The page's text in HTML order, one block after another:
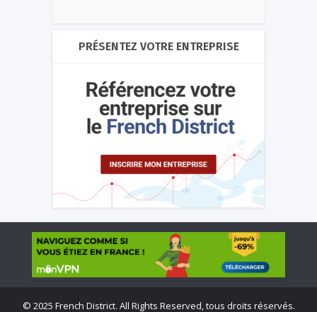
PRÉSENTEZ VOTRE ENTREPRISE
© 2025 French District. All Rights Reserved, tous droits réservés.